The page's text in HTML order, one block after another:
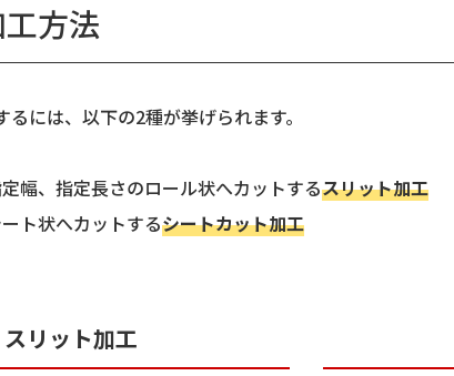
方法
には、以下の2種が挙げられます。
幅、指定長さのロール状へカットするスリット加工
ト状へカットするシートカット加工
スリット加工